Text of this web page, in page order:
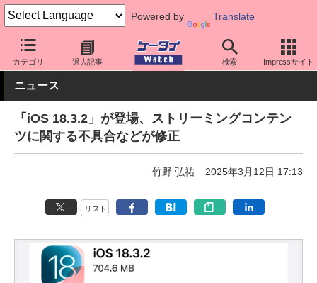
Powered by Translate
カテゴリ 過去記事 検索 Impressサイト
ケータイ Watch OS iPhone (iOS)
ニュース
「iOS 18.3.2」が登場、ストリーミングコンテン
ツに関する不具合などが修正
竹野 弘祐 2025年3月12日 17:13
リスト